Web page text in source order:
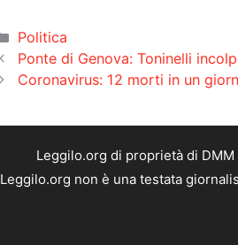
Categorie
Politica
Ponte di Genova: Toninelli
Coronavirus: 12 morti in un
Leggilo.org di proprietà di DMM
Leggilo.org non è una testata